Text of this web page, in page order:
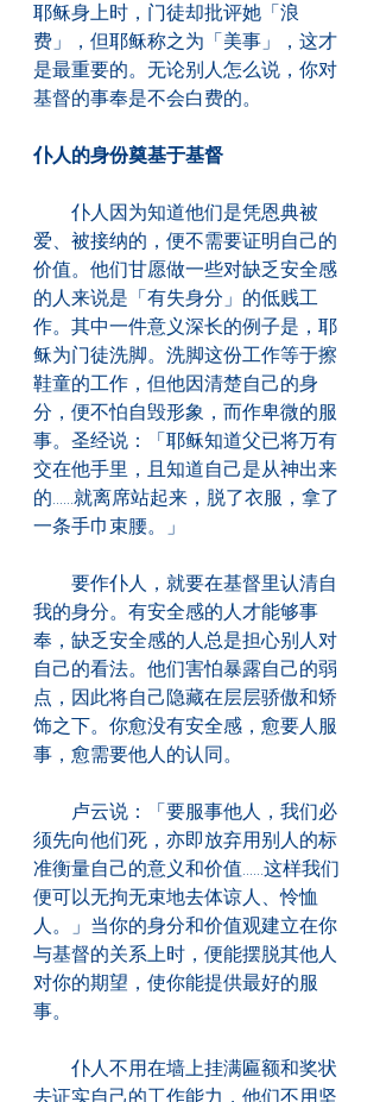
耶稣身上时，门徒却批评她「浪
费」，但耶稣称之为「美事」，这才
是最重要的。无论别人怎么说，你对
基督的事奉是不会白费的。
仆人的身份奠基于基督
仆人因为知道他们是凭恩典被
爱、被接纳的，便不需要证明自己的
价值。他们甘愿做一些对缺乏安全感
的人来说是「有失身分」的低贱工
作。其中一件意义深长的例子是，耶
稣为门徒洗脚。洗脚这份工作等于擦
鞋童的工作，但他因清楚自己的身
分，便不怕自毁形象，而作卑微的服
事。圣经说：「耶稣知道父已将万有
交在他手里，且知道自己是从神出来
的......就离席站起来，脱了衣服，拿了
一条手巾束腰。」
要作仆人，就要在基督里认清自
我的身分。有安全感的人才能够事
奉，缺乏安全感的人总是担心别人对
自己的看法。他们害怕暴露自己的弱
点，因此将自己隐藏在层层骄傲和矫
饰之下。你愈没有安全感，愈要人服
事，愈需要他人的认同。
卢云说：「要服事他人，我们必
须先向他们死，亦即放弃用别人的标
准衡量自己的意义和价值......这样我们
便可以无拘无束地去体谅人、怜恤
人。」当你的身分和价值观建立在你
与基督的关系上时，便能摆脱其他人
对你的期望，使你能提供最好的服
事。
仆人不用在墙上挂满匾额和奖状
去证实自己的工作能力，他们不用坚